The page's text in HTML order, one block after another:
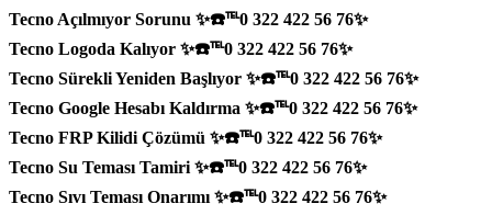
Tecno Açılmıyor Sorunu ✨☎️℡0 322 422 56 76✨
Tecno Logoda Kalıyor ✨☎️℡0 322 422 56 76✨
Tecno Sürekli Yeniden Başlıyor ✨☎️℡0 322 422 56 76✨
Tecno Google Hesabı Kaldırma ✨☎️℡0 322 422 56 76✨
Tecno FRP Kilidi Çözümü ✨☎️℡0 322 422 56 76✨
Tecno Su Teması Tamiri ✨☎️℡0 322 422 56 76✨
Tecno Sıvı Teması Onarımı ✨☎️℡0 322 422 56 76✨